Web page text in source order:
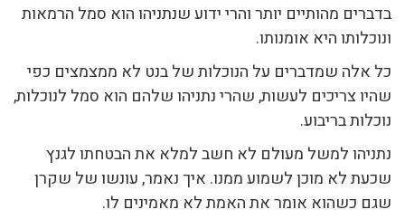
בדברים מהותיים יותר והרי ידוע שנתניהו הוא סמל הרמאות
ונוכלותו היא אומנותו.
כל אלה שמדברים על הנוכלות של בנט לא ממצמצים כפי
שהיו צריכים לעשות, שהרי נתניהו שלהם הוא סמל לנוכלות,
נוכלות בריבוע.
נתניהו למשל מעולם לא חשב למלא את הבטחתו לגנץ
שכעת לא מוכן לשמוע ממנו. איך נאמר, עונשו של שקרן
שגם כשהוא אומר את האמת לא מאמינים לו.